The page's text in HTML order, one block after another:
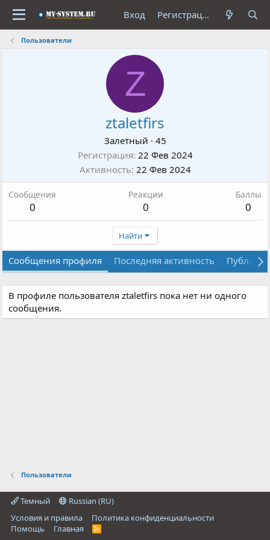
Вход Регистрация
Пользователи
Z
ztaletfirs
Залетный · 45
Регистрация 22 Фев 2024
Активность 22 Фев 2024
Сообщения
0
Реакции
0
Баллы
0
Найти
Сообщения профиля Последняя активность
В профиле пользователя ztaletfirs пока нет ни одного
сообщения.
Пользователи
Темный
Russian (RU)
Условия и правила
Политика конфиденциальности
Помощь
Главная
R